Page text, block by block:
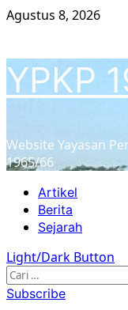
Skip
Agustus 8, 2026
YPKP
Website Yayasan
1965/66
Primary
Menu
Artikel
Berita
Sejarah
Light/Dark Button
Cari
untuk:
Subscribe